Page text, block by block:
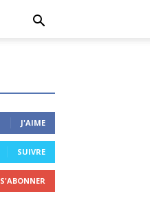
J'AIME
SUIVRE
S'ABONNER